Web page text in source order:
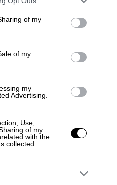
behaviour. You may click to
and its third-party tags to
purposes in below Google
of my
of my
my
Advertising.
Use,
of my
with the
collected.
ισορροπημένο στο α'
να έχει τον έλεγχο
ουσιαστικά
πως σε 45
μόλις μια καλή
με τον Βινίσιους
«γεμάτα» το σουτ
σε κόρνερ ο